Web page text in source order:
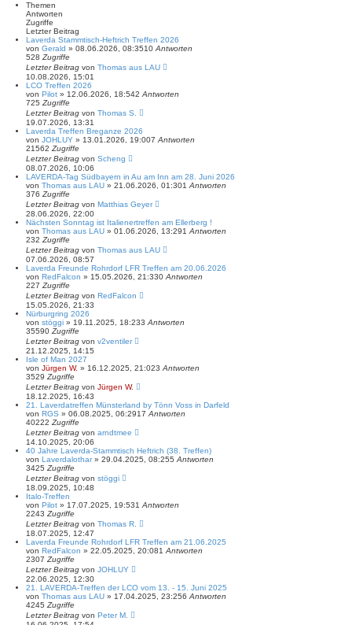
Themen
Antworten
Zugriffe
Letzter Beitrag
Laverda Stammtisch-Heftrich Treffen 2026
von Gerald » 08.06.2026, 08:3510Antworten
528 Zugriffe
Letzter Beitrag von Thomas aus LAU
10.08.2026, 15:01
LCO Treffen 2026
von Pilot » 12.06.2026, 18:542Antworten
725 Zugriffe
Letzter Beitrag von Thomas S.
19.07.2026, 13:31
Laverda Treffen Breganze 2026
von JOHLUY » 13.01.2026, 19:007Antworten
21562 Zugriffe
Letzter Beitrag von Scheng
08.07.2026, 10:06
LAVERDA-Tag Südbayern in Au am Inn am 28. Juni 2026
von Thomas aus LAU » 21.06.2026, 01:301Antworten
376 Zugriffe
Letzter Beitrag von Matthias Geyer
28.06.2026, 22:00
Nächsten Sonntag ist Italienertreffen am Ellerberg !
von Thomas aus LAU » 01.06.2026, 13:291Antworten
232 Zugriffe
Letzter Beitrag von Thomas aus LAU
07.06.2026, 08:57
Laverda Freunde Rohrdorf LFR Treffen am 20.06.2026
von RedFalcon » 15.05.2026, 21:330Antworten
227 Zugriffe
Letzter Beitrag von RedFalcon
15.05.2026, 21:33
Nürburgring 2026
von stöggi » 19.11.2025, 18:233Antworten
35590 Zugriffe
Letzter Beitrag von v2ventiler
21.12.2025, 14:15
Isle of Man 2027
von Jürgen W. » 16.12.2025, 21:023Antworten
3529 Zugriffe
Letzter Beitrag von Jürgen W.
18.12.2025, 16:43
21. Laverdatreffen Münsterland by Tönn Voss in Darfeld
von RGS » 06.08.2025, 06:2917Antworten
40222 Zugriffe
Letzter Beitrag von arndtmee
14.10.2025, 20:06
40 Jahre Laverda-Stammtisch Heftrich (38. Treffen)
von Laverdalothar» 29.04.2025, 08:255Antworten
3425 Zugriffe
Letzter Beitrag von stöggi
18.09.2025, 10:48
Italo-Treffen
von Pilot » 17.07.2025, 19:531Antworten
2243 Zugriffe
Letzter Beitrag von Thomas R.
18.07.2025, 12:47
Laverda Freunde Rohrdorf LFR Treffen am 21.06.2025
von RedFalcon » 22.05.2025, 20:081Antworten
2307 Zugriffe
Letzter Beitrag von JOHLUY
22.06.2025, 12:30
21. LAVERDA-Treffen der LCO vom 13. - 15. Juni 2025
von Thomas aus LAU » 17.04.2025, 23:256Antworten
4245 Zugriffe
Letzter Beitrag von Peter M.